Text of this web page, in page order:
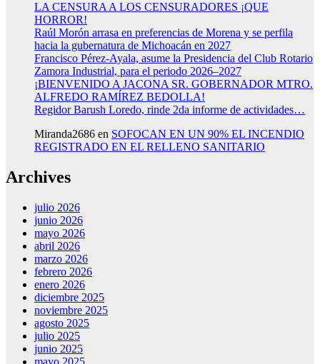
LA CENSURA A LOS CENSURADORES ¡QUE
HORROR!
Raúl Morón arrasa en preferencias de Morena y se perfila
hacia la gubernatura de Michoacán en 2027
Francisco Pérez-Ayala, asume la Presidencia del Club Rotario
Zamora Industrial, para el periodo 2026–2027
¡BIENVENIDO A JACONA SR. GOBERNADOR MTRO.
ALFREDO RAMÍREZ BEDOLLA!
Regidor Barush Loredo, rinde 2da informe de actividades…
Miranda2686 en SOFOCAN EN UN 90% EL INCENDIO
REGISTRADO EN EL RELLENO SANITARIO
Archives
julio 2026
junio 2026
mayo 2026
abril 2026
marzo 2026
febrero 2026
enero 2026
diciembre 2025
noviembre 2025
agosto 2025
julio 2025
junio 2025
mayo 2025